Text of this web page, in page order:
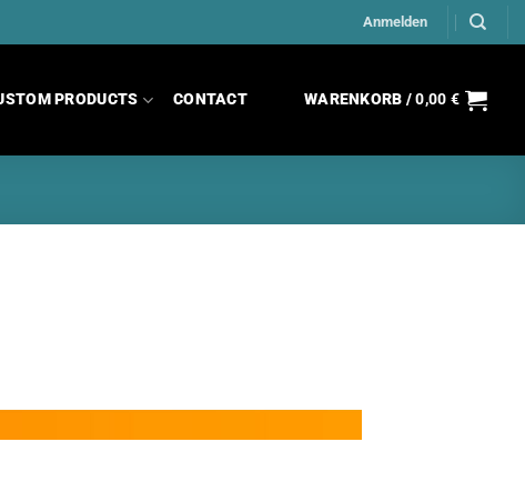
Anmelden
PRODUCTS CONTACT WARENKORB /0,00 €